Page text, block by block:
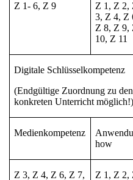
Z 1- 6, Z 9
Z 1, Z 2,
3, Z 4, Z
Z 8, Z 9,
10, Z 11
Digitale Schlüsselkompetenz
(Endgültige Zuordnung zu
konkreten Unterricht möglich!)
Medienkompetenz
how
Z 3, Z 4, Z 6, Z 7,
Z 1, Z 2,